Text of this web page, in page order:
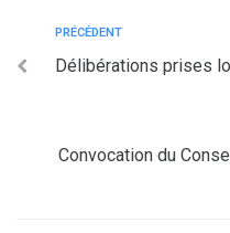
PRÉCÉDENT
Délibérations prises
Convocation du